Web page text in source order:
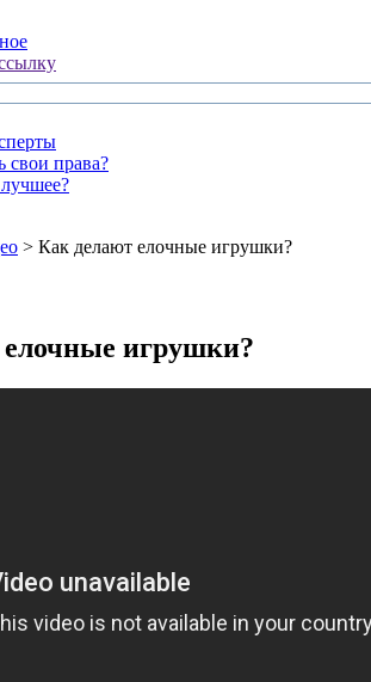
свои права?
> Как делают елочные игрушки?
игрушки?